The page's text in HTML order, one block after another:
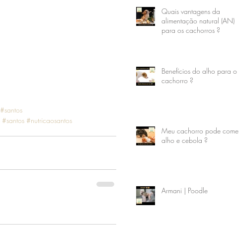
#santos
#santos #nutricaosantos
Quais vantagens da
alimentação natural (AN)
para os cachorros ?
Benefícios do alho para o
cachorro ?
Meu cachorro pode comer
alho e cebola ?
Armani | Poodle